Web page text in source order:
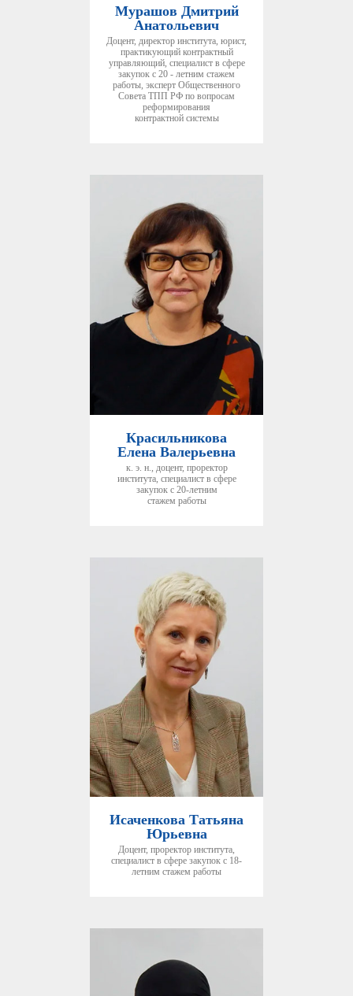
Мурашов Дмитрий
Анатольевич
Доцент, директор института, юрист,
практикующий контрактный
управляющий, специалист в сфере
закупок с 20 - летним стажем
работы, эксперт Общественного
Совета ТПП РФ по вопросам
реформирования
контрактной системы
Красильникова
Елена Валерьевна
к. э. н., доцент, проректор
института, специалист в сфере
закупок с 20-летним
стажем работы
Исаченкова Татьяна
Юрьевна
Доцент, проректор института,
специалист в сфере закупок с 18-
летним стажем работы